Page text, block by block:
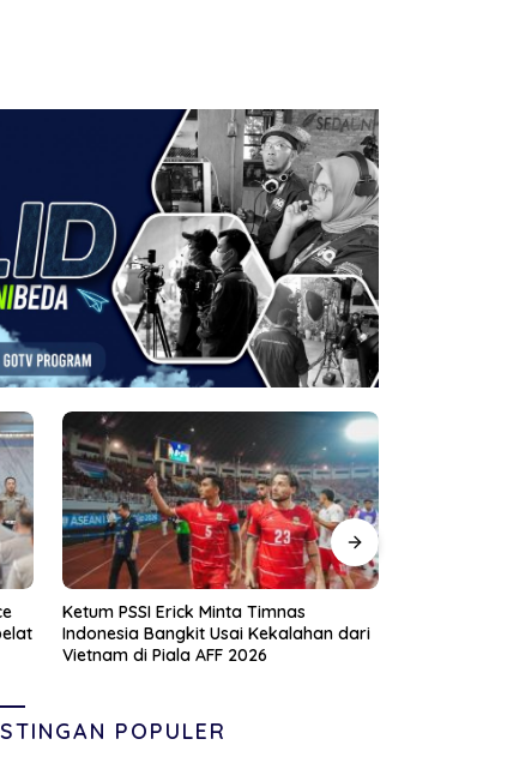
UMKM Tanjungpinang Diperkenalkan AI
untuk Percepat Pengembangan Produk
Lokal dan Disiapkan Masuk Pasar
POPULER